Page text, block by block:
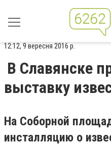
12:12, 9 вересня 2016 р.
В Славянске
выставку
На Соборной
инсталляцию о